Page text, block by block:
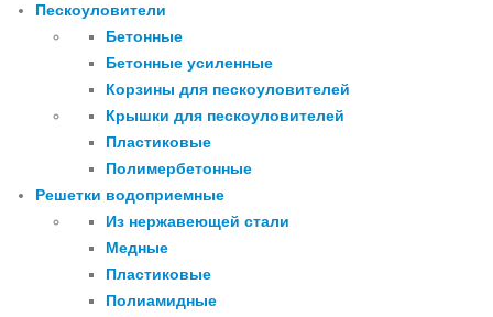
Пескоуловители
Бетонные
Бетонные усиленные
Корзины для пескоуловителей
Крышки для пескоуловителей
Пластиковые
Полимербетонные
Решетки водоприемные
Из нержавеющей стали
Медные
Пластиковые
Полиамидные